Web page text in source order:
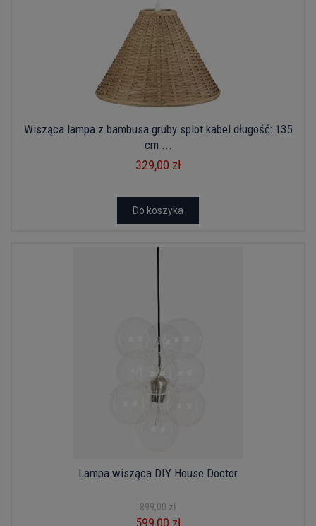
Wisząca lampa z bambusa gruby splot kabel długość: 135
cm ...
329,00 zł
Do koszyka
Lampa wisząca DIY House Doctor
899,00 zł
599,00 zł